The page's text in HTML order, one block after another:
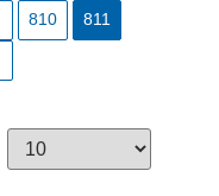
810 811